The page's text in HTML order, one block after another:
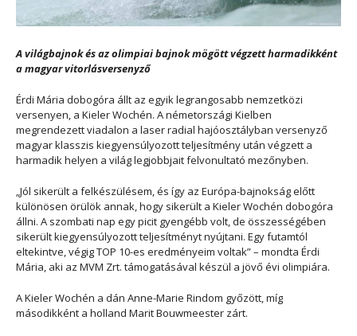
A világbajnok és az olimpiai bajnok mögött végzett harmadikként
a magyar vitorlásversenyző
Érdi Mária dobogóra állt az egyik legrangosabb nemzetközi
versenyen, a Kieler Wochén. A németországi Kielben
megrendezett viadalon a laser radial hajóosztályban versenyző
magyar klasszis kiegyensúlyozott teljesítmény után végzett a
harmadik helyen a világ legjobbjait felvonultató mezőnyben.
„Jól sikerült a felkészülésem, és így az Európa-bajnokság előtt
különösen örülök annak, hogy sikerült a Kieler Wochén dobogóra
állni. A szombati nap egy picit gyengébb volt, de összességében
sikerült kiegyensúlyozott teljesítményt nyújtani. Egy futamtól
eltekintve, végig TOP 10-es eredményeim voltak” – mondta Érdi
Mária, aki az MVM Zrt. támogatásával készül a jövő évi olimpiára.
A Kieler Wochén a dán Anne-Marie Rindom győzött, míg
másodikként a holland Marit Bouwmeester zárt.